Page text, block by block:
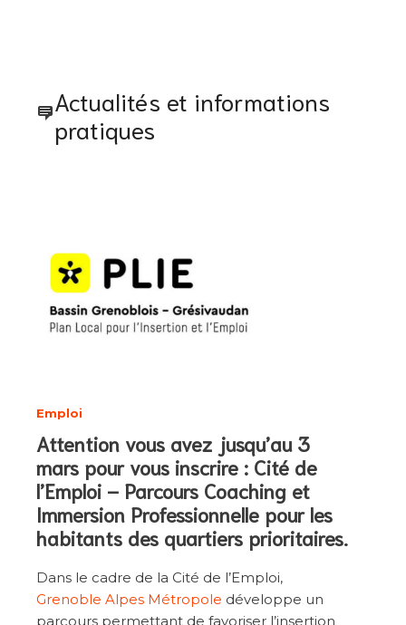
Actualités et informations
pratiques
Emploi
Attention vous avez jusqu’au 3
mars pour vous inscrire : Cité de
l’Emploi – Parcours Coaching et
Immersion Professionnelle pour les
habitants des quartiers prioritaires.
Dans le cadre de la Cité de l’Emploi,
Grenoble Alpes Métropole développe un
parcours permettant de favoriser l’insertion